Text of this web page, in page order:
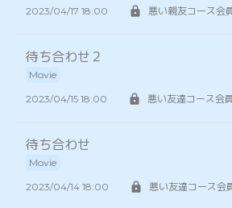
2023/04/17 18:00
悪い親友コース会
待ち合わせ２
Movie
2023/04/15 18:00
悪い友達コース会
待ち合わせ
Movie
2023/04/14 18:00
悪い友達コース会